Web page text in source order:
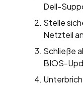
Dell-
Stelle
Netzteil
Schließe
BIOS-